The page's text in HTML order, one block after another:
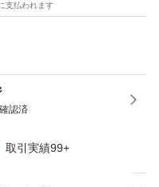
支払われます
認済
取引実績99+